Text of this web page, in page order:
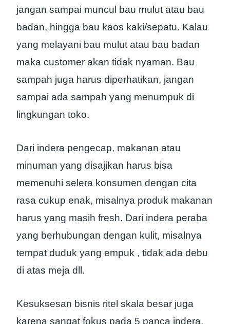
jangan sampai muncul bau mulut atau bau
badan, hingga bau kaos kaki/sepatu. Kalau
yang melayani bau mulut atau bau badan
maka customer akan tidak nyaman. Bau
sampah juga harus diperhatikan, jangan
sampai ada sampah yang menumpuk di
lingkungan toko.
Dari indera pengecap, makanan atau
minuman yang disajikan harus bisa
memenuhi selera konsumen dengan cita
rasa cukup enak, misalnya produk makanan
harus yang masih fresh. Dari indera peraba
yang berhubungan dengan kulit, misalnya
tempat duduk yang empuk , tidak ada debu
di atas meja dll.
Kesuksesan bisnis ritel skala besar juga
karena sangat fokus pada 5 panca indera.